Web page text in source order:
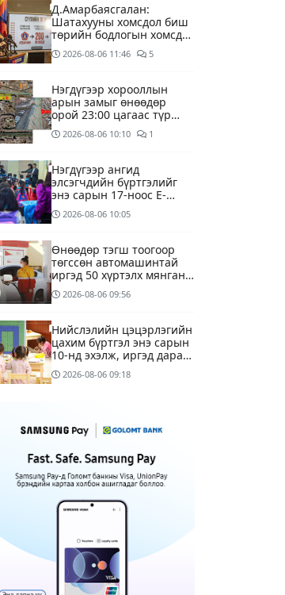
Д.Амарбаясгалан:
Шатахууны хомсдол биш
төрийн бодлогын хомсдол
үүсээд байна
2026-08-06 11:46 5
Нэгдүгээр хорооллын
арын замыг өнөөдөр
орой 23:00 цагаас түр
хааж, борооны ус
зайлуулах шугамын
2026-08-06 10:10 1
Нэгдүгээр ангид
элсэгчдийн бүртгэлийг
энэ сарын 17-ноос E-
Mongolia системээр
зохион байгуулна
2026-08-06 10:05
Өнөөдөр тэгш тоогоор
төгссөн автомашинтай
иргэд 50 хүртэлх мянган
төгрөгөнд БЕНЗИН авна
2026-08-06 09:56
Нийслэлийн цэцэрлэгийн
цахим бүртгэл энэ сарын
10-нд эхэлж, иргэд дараах
зүйлсийг анхаарах
шаардлагатай
2026-08-06 09:18
дулаан
Татварын өртэй шатахуун
импортлогч ААН-үүдийн
дансыг битүүмжлэхгүй
Маргааш Улаанбаатарт
28 хэм дулаан, багавтар